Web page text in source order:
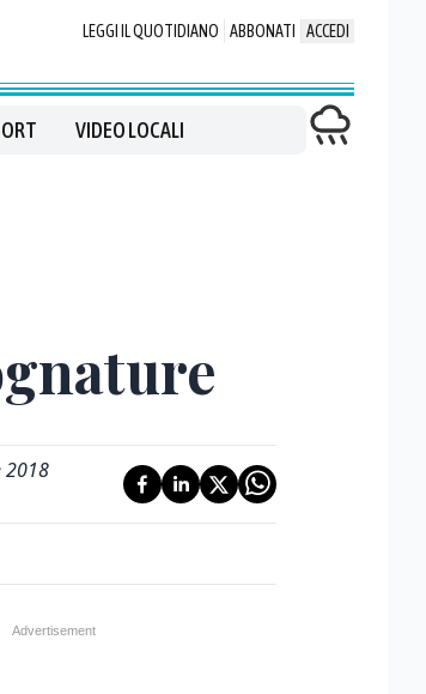
LEGGI IL QUOTIDIANO ABBONATI ACCEDI
VIDEO LOCALI
2018